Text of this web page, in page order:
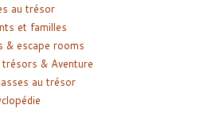
au trésor
et familles
& escape rooms
trésors & Aventure
au trésor